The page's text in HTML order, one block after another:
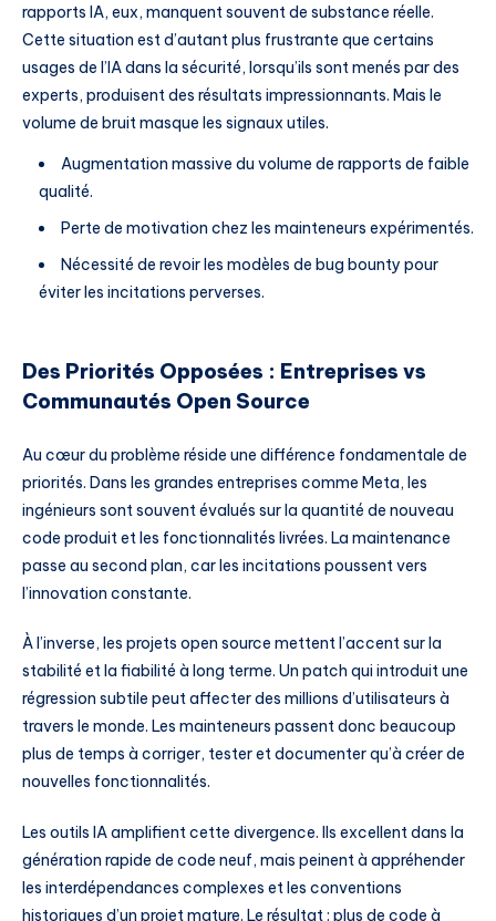
rapports IA, eux, manquent souvent de substance réelle.
Cette situation est d’autant plus frustrante que certains
usages de l’IA dans la sécurité, lorsqu’ils sont menés par des
experts, produisent des résultats impressionnants. Mais le
volume de bruit masque les signaux utiles.
Augmentation massive du volume de rapports de faible
qualité.
Perte de motivation chez les mainteneurs expérimentés.
Nécessité de revoir les modèles de bug bounty pour
éviter les incitations perverses.
Des Priorités Opposées : Entreprises vs
Communautés Open Source
Au cœur du problème réside une différence fondamentale de
priorités. Dans les grandes entreprises comme Meta, les
ingénieurs sont souvent évalués sur la quantité de nouveau
code produit et les fonctionnalités livrées. La maintenance
passe au second plan, car les incitations poussent vers
l’innovation constante.
À l’inverse, les projets open source mettent l’accent sur la
stabilité et la fiabilité à long terme. Un patch qui introduit une
régression subtile peut affecter des millions d’utilisateurs à
travers le monde. Les mainteneurs passent donc beaucoup
plus de temps à corriger, tester et documenter qu’à créer de
nouvelles fonctionnalités.
Les outils IA amplifient cette divergence. Ils excellent dans la
génération rapide de code neuf, mais peinent à appréhender
les interdépendances complexes et les conventions
historiques d’un projet mature. Le résultat : plus de code à